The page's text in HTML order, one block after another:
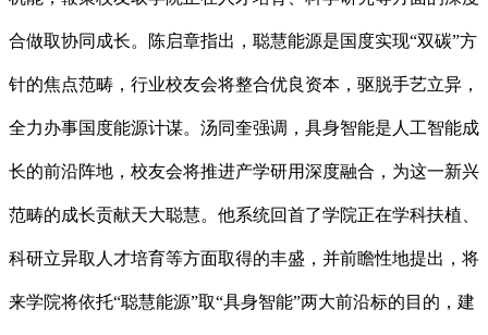
合做取协同成长。陈启章指出，聪慧能源是国度实现“双碳”方
针的焦点范畴，行业校友会将整合优良资本，驱脱手艺立异，
全力办事国度能源计谋。汤同奎强调，具身智能是人工智能成
长的前沿阵地，校友会将推进产学研用深度融合，为这一新兴
范畴的成长贡献天大聪慧。他系统回首了学院正在学科扶植、
科研立异取人才培育等方面取得的丰盛，并前瞻性地提出，将
来学院将依托“聪慧能源”取“具身智能”两大前沿标的目的，建